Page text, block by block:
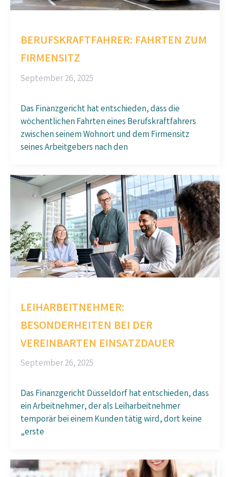
BERUFSKRAFTFAHRER: FAHRTEN ZUM
FIRMENSITZ
September 26, 2025
Das Finanzgericht hat entschieden, dass die
wöchentlichen Fahrten eines Berufskraftfahrers
zwischen seinem Wohnort und dem Firmensitz
seines Arbeitgebers nach den
LEIHARBEITNEHMER:
BESONDERHEITEN BEI DER
VEREINBARTEN EINSATZDAUER
September 26, 2025
Das Finanzgericht Düsseldorf hat entschieden, dass
ein Arbeitnehmer, der als Leiharbeitnehmer
temporär bei einem Kunden tätig wird, dort keine
„erste